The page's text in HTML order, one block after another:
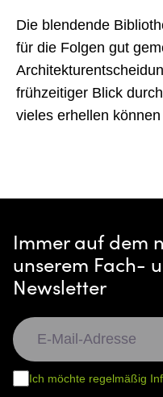
Die blendende
für die Folgen gut
frühzeitiger Blick
vieles erhellen
Immer auf dem
unserem Fach-
Newsletter
Ich möchte regelmäßig